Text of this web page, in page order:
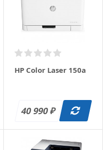
НР Color Laser 150a
40 990₽